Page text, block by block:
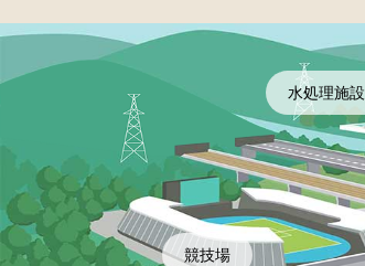
競技場
水処理施設